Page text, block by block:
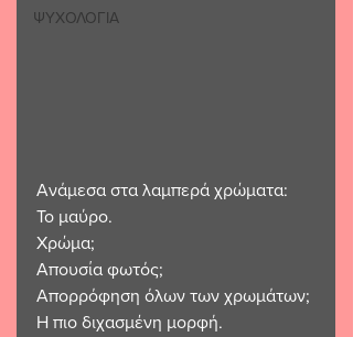
ΨΥΧΟΛΟΓΙΑ
Ανάμεσα στα λαμπερά χρώματα:
Το μαύρο.
Χρώμα;
Απουσία φωτός;
Απορρόφηση όλων των χρωμάτων;
Η πιο διχασμένη μορφή.